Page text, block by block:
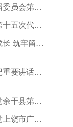
委员会第一
十五次代表
筑牢留守
重要讲话精
余干县第十
上饶市广信